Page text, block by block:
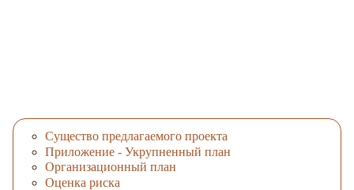
Существо предлагаемого проекта
Приложение - Укрупненный план
Организационный план
Оценка риска